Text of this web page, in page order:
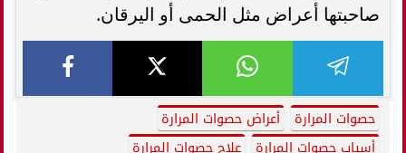
صاحبتها أعراض مثل الحمى أو اليرقان.
حصوات المرارة
أعراض حصوات المرارة
أسباب حصوات المرارة
علاج حصوات المرارة